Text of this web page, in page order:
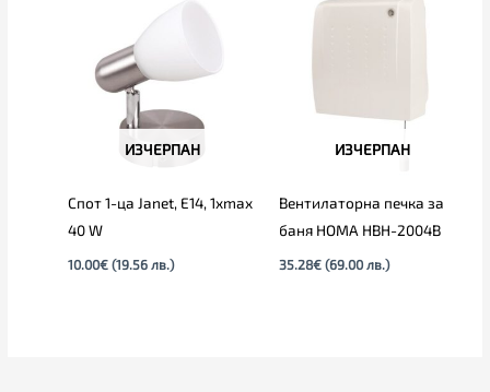
ИЗЧЕРПАН
Спот 1-ца Janet, E14, 1xmax
40 W
10.00€ (19.56 лв.)
ИЗЧЕРПАН
Вентилаторна печка за
баня HOMA HBH-2004B
35.28€ (69.00 лв.)